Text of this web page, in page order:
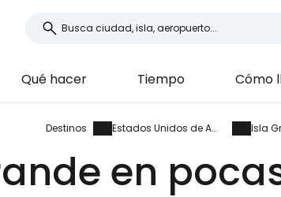
Qué hacer Tiempo Cómo
Destinos Estados Unidos de América Isla
en